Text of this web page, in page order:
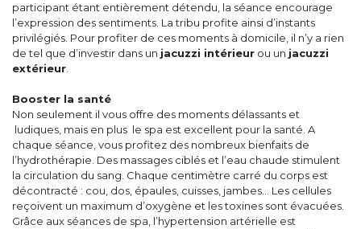
participant étant entièrement détendu, la séance encourage
l’expression des sentiments. La tribu profite ainsi d’instants
privilégiés. Pour profiter de ces moments à domicile, il n’y a rien
de tel que d’investir dans un jacuzzi intérieur ou un jacuzzi
extérieur
Booster la santé
Non seulement il vous offre des moments délassants et
ludiques, mais en plus le spa est excellent pour la santé. A
chaque séance, vous profitez des nombreux bienfaits de
l’hydrothérapie. Des massages ciblés et l’eau chaude stimulent
la circulation du sang. Chaque centimètre carré du corps est
décontracté : cou, dos, épaules, cuisses, jambes… Les cellules
reçoivent un maximum d’oxygène et les toxines sont évacuées.
Grâce aux séances de spa, l’hypertension artérielle est